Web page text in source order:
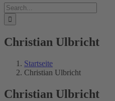
Suche
nach:
Christian Ulbricht
Startseite
Christian Ulbricht
Christian Ulbricht